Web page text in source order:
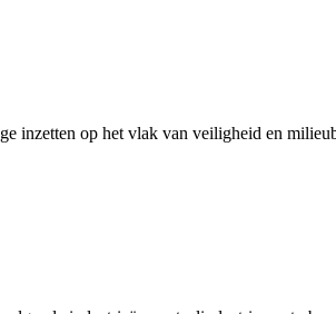
inzetten op het vlak van veiligheid en